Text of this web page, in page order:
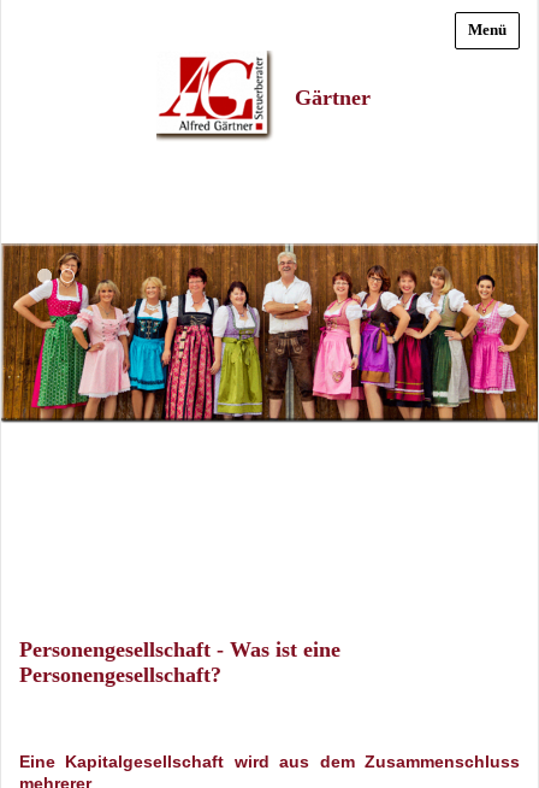
Menü
Gärtner
Personengesellschaft - Was ist eine
Personengesellschaft?
Eine Kapitalgesellschaft wird aus dem Zusammenschluss
mehrerer